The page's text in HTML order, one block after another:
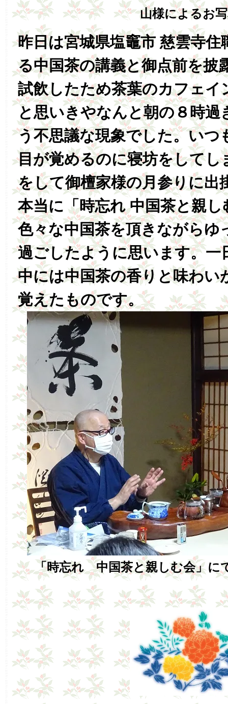
山様によるお
昨日は宮城県塩竈市 慈雲寺住
る中国茶の講義と御点前を披
試飲したため茶葉のカフェイ
と思いきやなんと朝の８時
う不思議な現象でした。いつ
目が覚めるのに寝坊をしてし
をして御檀家様の月参りに出
本当に「時忘れ 中国茶と親
色々な中国茶を頂きながらゆ
過ごしたように思います。一
中には中国茶の香りと味わい
覚えたものです。
「時忘れ 中国茶と親しむ会」に